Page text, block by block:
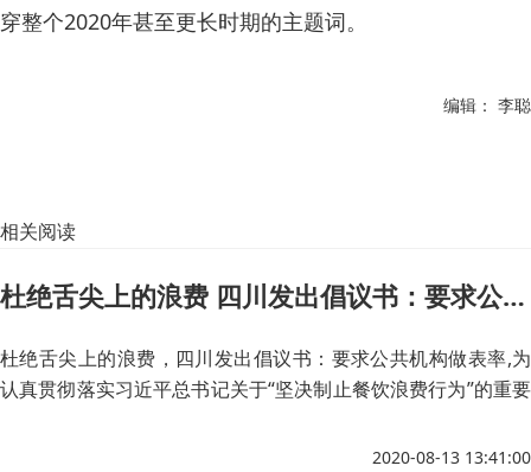
穿整个2020年甚至更长时期的主题词。
编辑： 李聪
相关阅读
杜绝舌尖上的浪费 四川发出倡议书：要求公共机构做表率
杜绝舌尖上的浪费，四川发出倡议书：要求公共机构做表率,为
认真贯彻落实习近平总书记关于“坚决制止餐饮浪费行为”的重要
机构及广大干部职工发出倡议： 树立厉行节约意识，崇尚粮
2020-08-13 13:41:00